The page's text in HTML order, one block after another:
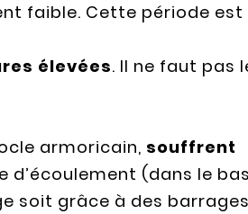
faible. Cette période est
élevées. Il ne faut pas
armoricain, souffrent
d’écoulement (dans le
soit grâce à des